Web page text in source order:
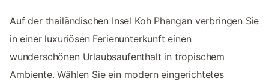
Auf der thailändischen Insel Koh Phangan verbringen Sie
in einer luxuriösen Ferienunterkunft einen
wunderschönen Urlaubsaufenthalt in tropischem
Ambiente. Wählen Sie ein modern eingerichtetes